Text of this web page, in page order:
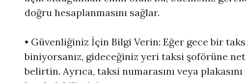
doğru hesaplanmasını sağlar.
• Güvenliğiniz İçin Bilgi Verin: Eğer gece bir
biniyorsanız, gideceğiniz yeri taksi şoförüne
belirtin. Ayrıca, taksi numarasını veya plakasını